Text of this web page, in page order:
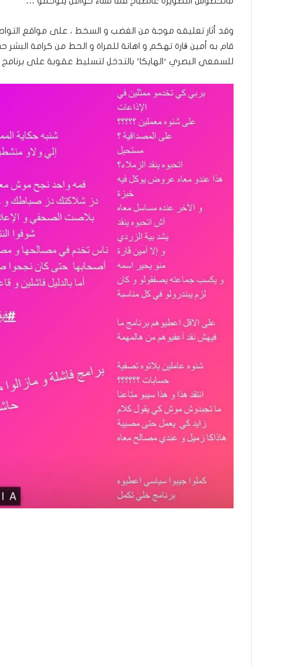
وقد أثار تعليقه موجة من الغضب و السخط ، على مواقع
قام به أمين ڨارة تهكم و اهانة للمراة و الحط من كرامة
للسمعي البصري ‘الهايكا’ بالتدخل لتسليط عقوبة على برنامج